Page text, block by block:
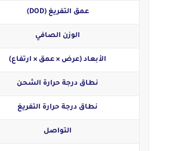
عمق التفريغ (DOD)
الوزن الصافي
الأبعاد (عرض × عمق × ارتفاع)
نطاق درجة حرارة الشحن
نطاق درجة حرارة التفريغ
التواصل